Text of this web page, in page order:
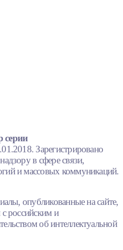
серии
Зарегистрировано
в сфере связи,
и массовых коммуникаций.
опубликованные на сайте,
российским и
об интеллектуальной